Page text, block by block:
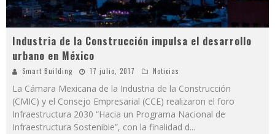
Industria de la Construcción impulsa el desarrollo
urbano en México
Smart Building 17 julio, 2017 Noticias
La Cámara Mexicana de la Industria de la Construcción
(CMIC) y el Consejo Empresarial (CCE) realizaron el foro
Infraestructura 2030 “Hacia un Programa Nacional de
Infraestructura Sostenible”, con la finalidad d...